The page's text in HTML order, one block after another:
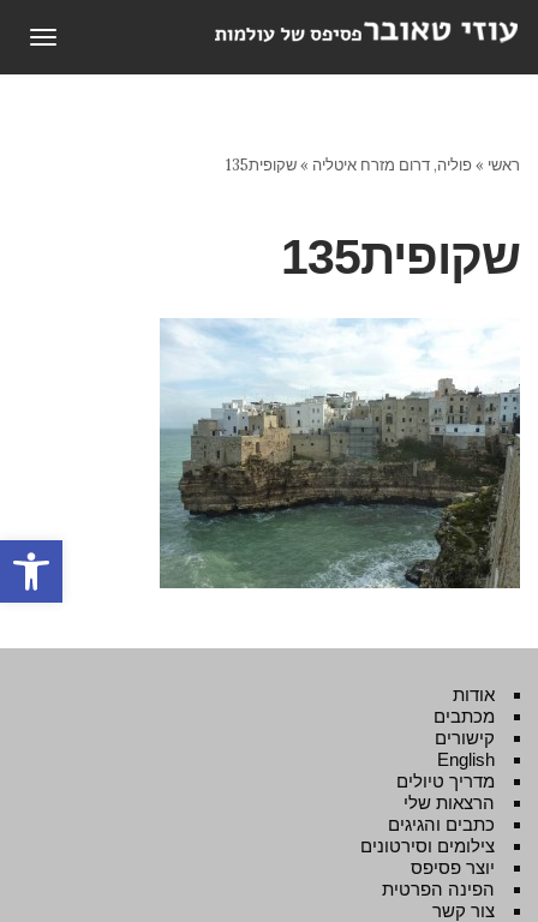
פתח
ראשי »פוליה, דרום מזרח איטליה »שקופית135
שקופית135
אודות
מכתבים
קישורים
English
מדריך טיולים
הרצאות שלי
כתבים והגיגים
צילומים וסירטונים
יוצר פסיפס
הפינה הפרטית
צור קשר